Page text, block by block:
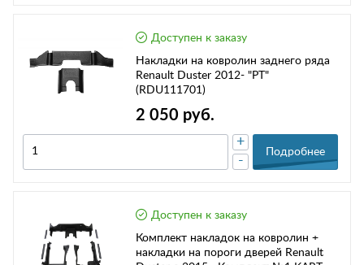
Доступен к заказу
Накладки на ковролин заднего ряда
Renault Duster 2012- "PT"
(RDU111701)
2 050 руб.
-
+
Подробнее
Доступен к заказу
Комплект накладок на ковролин +
накладки на пороги дверей Renault